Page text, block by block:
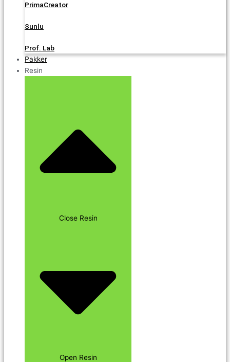
PrimaCreator
Sunlu
Prof. Lab
Pakker
Resin
Close Resin
Open Resin